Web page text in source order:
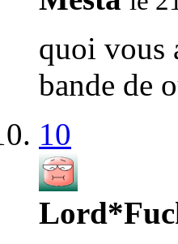
quoi vous
bande de
10